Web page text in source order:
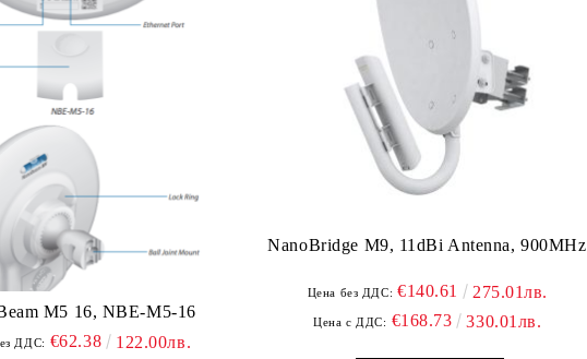
M5 16, NBE-M5-16
ДДС: €62.38 122.00лв.
NanoBridge M9, 11dBi Antenna, 900MHz
Цена без ДДС: €140.61 275.01лв.
Цена с ДДС: €168.73 330.01лв.